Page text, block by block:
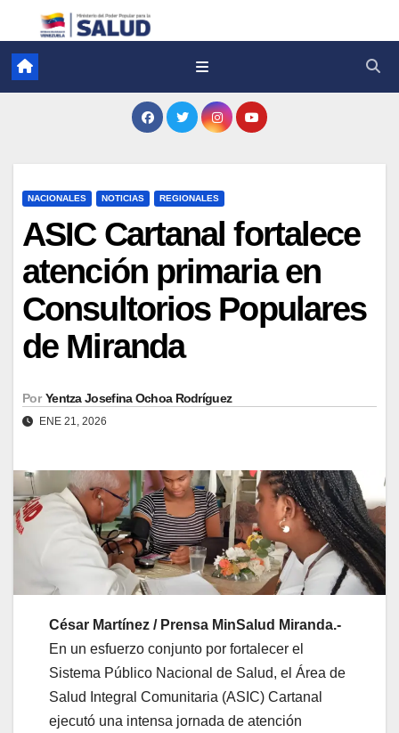
NACIONALES NOTICIAS REGIONALES
ASIC Cartanal fortalece
atención primaria en
Consultorios Populares
de Miranda
Por Yentza Josefina Ochoa Rodríguez
ENE 21, 2026
César Martínez / Prensa MinSalud Miranda.-
En un esfuerzo conjunto por fortalecer el
Sistema Público Nacional de Salud, el Área de
Salud Integral Comunitaria (ASIC) Cartanal
ejecutó una intensa jornada de atención